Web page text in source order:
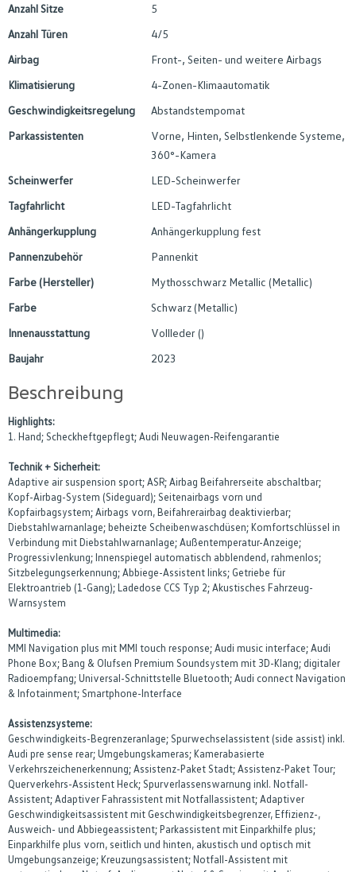
Anzahl Sitze
5
Anzahl Türen
4/5
Airbag
Front-, Seiten- und weitere Airbags
Klimatisierung
4-Zonen-Klimaautomatik
Geschwindigkeitsregelung
Abstandstempomat
Parkassistenten
Vorne, Hinten, Selbstlenkende Systeme,
360°-Kamera
Scheinwerfer
LED-Scheinwerfer
Tagfahrlicht
LED-Tagfahrlicht
Anhängerkupplung
Anhängerkupplung fest
Pannenzubehör
Pannenkit
Farbe (Hersteller)
Mythosschwarz Metallic (Metallic)
Farbe
Schwarz (Metallic)
Innenausstattung
Vollleder ()
Baujahr
2023
Beschreibung
Highlights:
1. Hand; Scheckheftgepflegt; Audi Neuwagen-Reifengarantie
Technik + Sicherheit:
Adaptive air suspension sport; ASR; Airbag Beifahrerseite abschaltbar;
Kopf-Airbag-System (Sideguard); Seitenairbags vorn und
Kopfairbagsystem; Airbags vorn, Beifahrerairbag deaktivierbar;
Diebstahlwarnanlage; beheizte Scheibenwaschdüsen; Komfortschlüssel in
Verbindung mit Diebstahlwarnanlage; Außentemperatur-Anzeige;
Progressivlenkung; Innenspiegel automatisch abblendend, rahmenlos;
Sitzbelegungserkennung; Abbiege-Assistent links; Getriebe für
Elektroantrieb (1-Gang); Ladedose CCS Typ 2; Akustisches Fahrzeug-
Warnsystem
Multimedia:
MMI Navigation plus mit MMI touch response; Audi music interface; Audi
Phone Box; Bang & Olufsen Premium Soundsystem mit 3D-Klang; digitaler
Radioempfang; Universal-Schnittstelle Bluetooth; Audi connect Navigation
& Infotainment; Smartphone-Interface
Assistenzsysteme:
Geschwindigkeits-Begrenzeranlage; Spurwechselassistent (side assist) inkl.
Audi pre sense rear; Umgebungskameras; Kamerabasierte
Verkehrszeichenerkennung; Assistenz-Paket Stadt; Assistenz-Paket Tour;
Querverkehrs-Assistent Heck; Spurverlassenswarnung inkl. Notfall-
Assistent; Adaptiver Fahrassistent mit Notfallassistent; Adaptiver
Geschwindigkeitsassistent mit Geschwindigkeitsbegrenzer, Effizienz-,
Ausweich- und Abbiegeassistent; Parkassistent mit Einparkhilfe plus;
Einparkhilfe plus vorn, seitlich und hinten, akustisch und optisch mit
Umgebungsanzeige; Kreuzungsassistent; Notfall-Assistent mit